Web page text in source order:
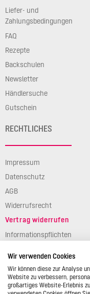
Liefer- und
Zahlungsbedingungen
FAQ
Rezepte
Backschulen
Newsletter
Händlersuche
Gutschein
RECHTLICHES
Impressum
Datenschutz
AGB
Widerrufsrecht
Vertrag widerrufen
Informationspflichten
Wir verwenden Cookies
Wir können diese zur Analyse
Website zu verbessern,
großartiges Website-Erlebnis